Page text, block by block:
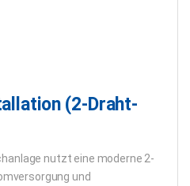
(2-Draht-
nutzt eine moderne 2-
und